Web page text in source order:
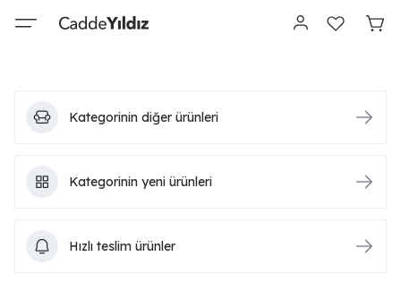
Kategorinin diğer ürünleri
Kategorinin yeni ürünleri
Hızlı teslim ürünler